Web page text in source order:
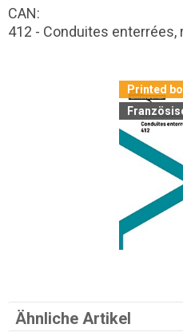
CAN:
412 - Conduites enterrées,
Printed
Ähnliche Artikel